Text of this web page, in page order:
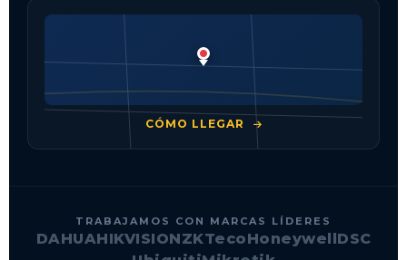
CÓMO LLEGAR
TRABAJAMOS CON MARCAS LÍDERES
DAHUAHIKVISIONZKTecoHoneywellDSC